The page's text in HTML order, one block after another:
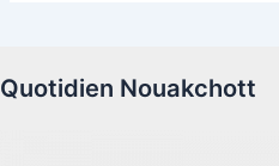
Quotidien Nouakchott